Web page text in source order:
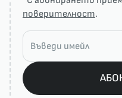
поверителност.